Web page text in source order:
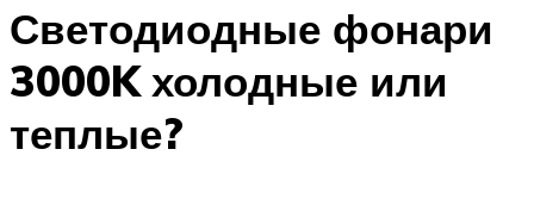
Светодиодные фонари
3000K холодные или
теплые?